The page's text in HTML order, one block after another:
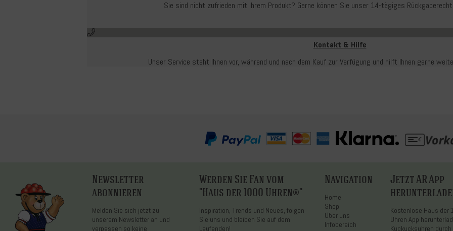
Sie sind nicht zufrieden mit Ihrem Produkt? Gerne können Sie unser 14-tägiges Rückgaberecht
Kontakt & Hilfe
Unser Service steht Ihnen vor, während und nach dem Kauf zur Verfügung und hilft Ihnen gerne
Newsletter
abonnieren
Melden Sie sich jetzt zu
unserem Newsletter an und
verpassen so keine
Werden Sie Fan vom
"Haus der 1000 Uhren®"
Inspiration, Trends und Neues, folgen
Sie uns und bleiben Sie auf dem
Laufenden!
Navigation
Home
Shop
Über uns
Infobereich
Jetzt AR App
Kostenlose Haus der
Uhren App
Kuckucksuhren durch